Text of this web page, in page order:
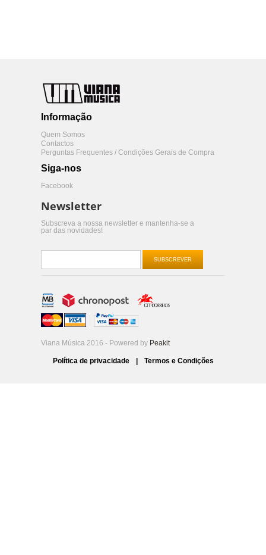
Informação
Quem Somos
Contactos
Perguntas Frequentes / Condições Gerais de Compra
Siga-nos
Facebook
Newsletter
Subscreva a nossa newsletter e mantenha-se a
par das novidades!
SUBSCREVER
Viana Música 2016 - Powered by Peakit
Política de privacidade | Termos e Condições